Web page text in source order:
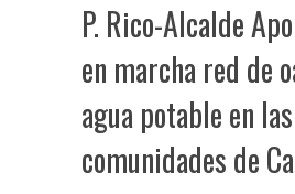
P. Rico-Alcalde
en marcha red de
agua potable en las
comunidades de